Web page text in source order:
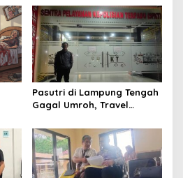
Kasasi
Pasutri di Lampung Tengah
Gagal Umroh, Travel
Juta: Laporan Resmi Masuk
Polda Lampung